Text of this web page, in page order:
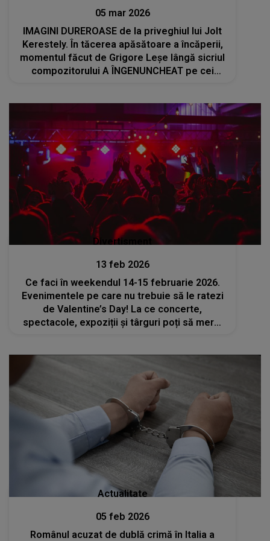
05 mar 2026
IMAGINI DUREROASE de la priveghiul lui Jolt
Kerestely. În tăcerea apăsătoare a încăperii,
momentul făcut de Grigore Leșe lângă sicriul
compozitorului A ÎNGENUNCHEAT pe cei
Divertisment
13 feb 2026
Ce faci în weekendul 14-15 februarie 2026.
Evenimentele pe care nu trebuie să le ratezi
de Valentine’s Day! La ce concerte,
spectacole, expoziții și târguri poți să mergi
Actualitate
05 feb 2026
Românul acuzat de dublă crimă în Italia a